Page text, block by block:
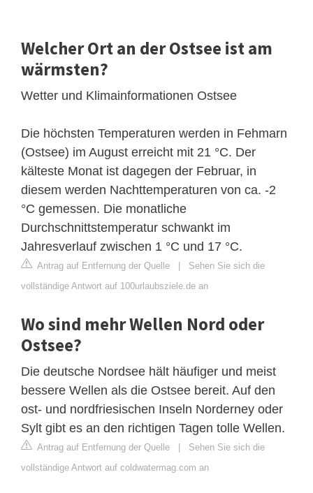
Welcher Ort an der Ostsee ist am
wärmsten?
Wetter und Klimainformationen Ostsee
Die höchsten Temperaturen werden in Fehmarn
(Ostsee) im August erreicht mit 21 °C. Der
kälteste Monat ist dagegen der Februar, in
diesem werden Nachttemperaturen von ca. -2
°C gemessen. Die monatliche
Durchschnittstemperatur schwankt im
Jahresverlauf zwischen 1 °C und 17 °C.
Antrag auf Entfernung der Quelle | Sehen Sie sich die
vollständige Antwort auf 100urlaubsziele.de an
Wo sind mehr Wellen Nord oder
Ostsee?
Die deutsche Nordsee hält häufiger und meist
bessere Wellen als die Ostsee bereit. Auf den
ost- und nordfriesischen Inseln Norderney oder
Sylt gibt es an den richtigen Tagen tolle Wellen.
Antrag auf Entfernung der Quelle | Sehen Sie sich die
vollständige Antwort auf coldwatermag.com an